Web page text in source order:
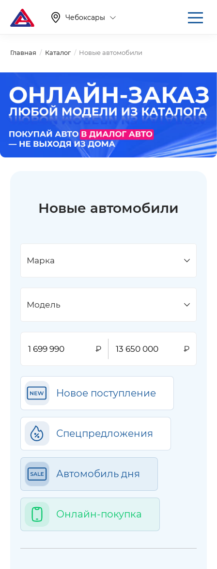
Чебоксары
Главная Каталог Новые автомобили
Новые автомобили
Марка
Модель
Новое поступление
Спецпредложения
Автомобиль дня
Онлайн-покупка